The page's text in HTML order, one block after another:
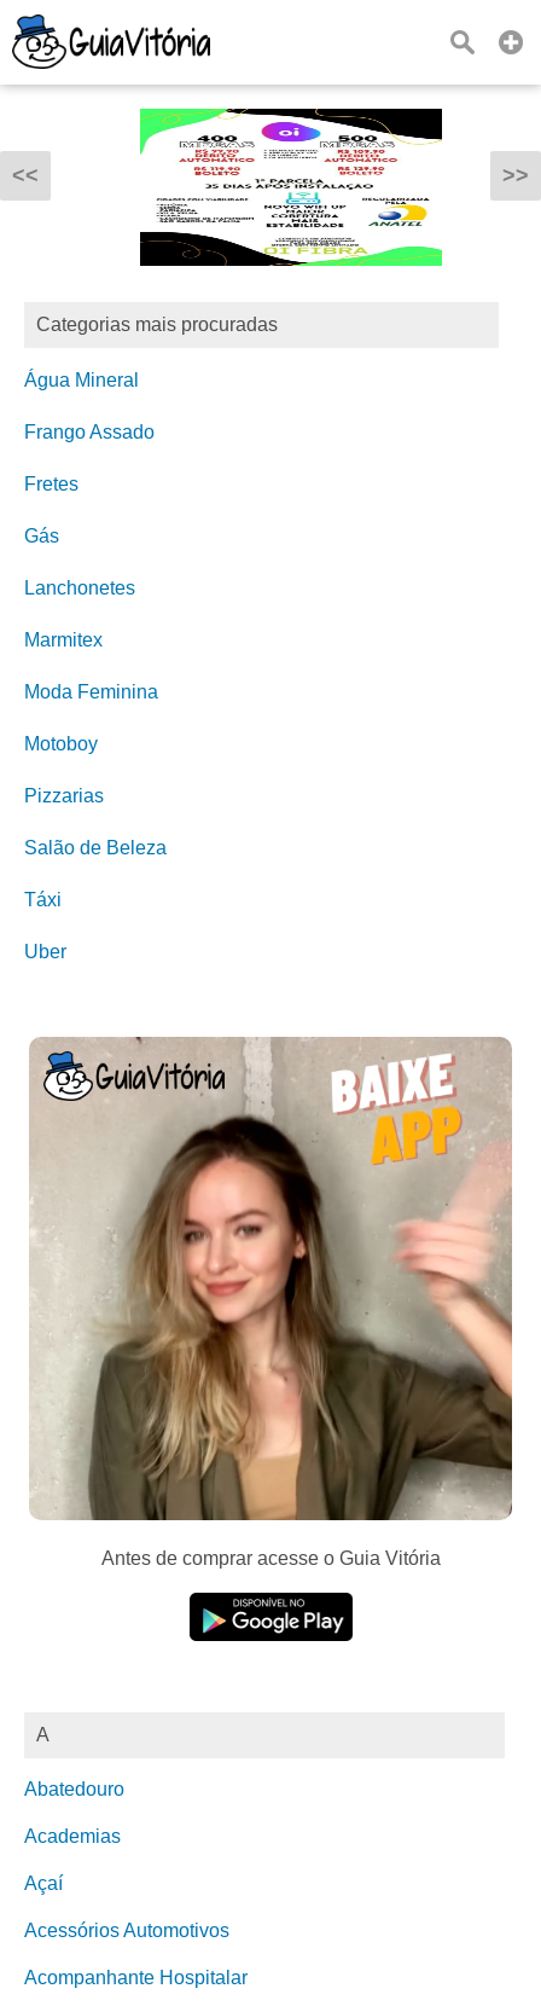
<< >>
Categorias mais procuradas
Água Mineral
Frango Assado
Fretes
Gás
Lanchonetes
Marmitex
Moda Feminina
Motoboy
Pizzarias
Salão de Beleza
Táxi
Uber
Antes de comprar acesse o Guia Vitória
A
Abatedouro
Academias
Açaí
Acessórios Automotivos
Acompanhante Hospitalar